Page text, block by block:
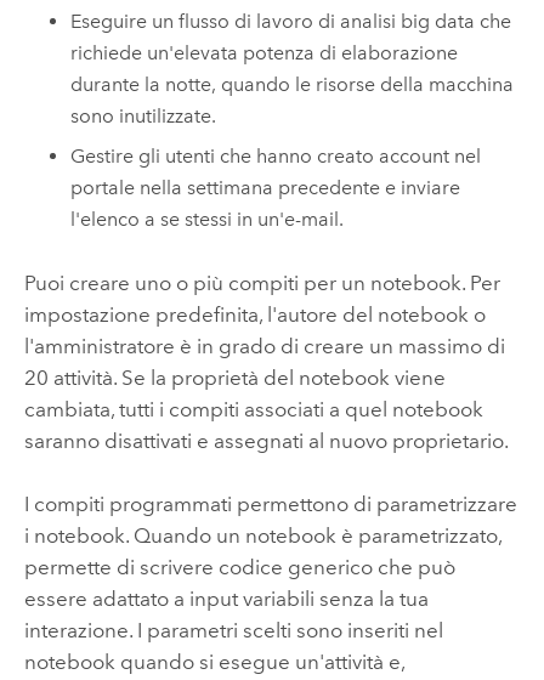
Eseguire un flusso di lavoro di analisi big data che
richiede un'elevata potenza di elaborazione
durante la notte, quando le risorse della macchina
sono inutilizzate.
Gestire gli utenti che hanno creato account nel
portale nella settimana precedente e inviare
l'elenco a se stessi in un'e-mail.
Puoi creare uno o più compiti per un notebook. Per
impostazione predefinita, l'autore del notebook o
l'amministratore è in grado di creare un massimo di
20 attività. Se la proprietà del notebook viene
cambiata, tutti i compiti associati a quel notebook
saranno disattivati e assegnati al nuovo proprietario.
I compiti programmati permettono di parametrizzare
i notebook. Quando un notebook è parametrizzato,
permette di scrivere codice generico che può
essere adattato a input variabili senza la tua
interazione. I parametri scelti sono inseriti nel
notebook quando si esegue un'attività e,